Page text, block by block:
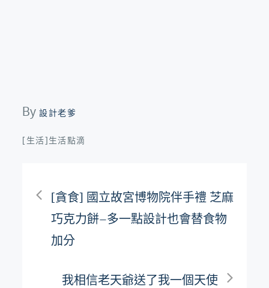
By設計老爹
[生活]生活點滴
文
章
導
[貪食] 國立故宮博物院伴手禮 芝麻
巧克力餅–多一點設計也會替食物
加分
我相信老天爺送了我一個天使